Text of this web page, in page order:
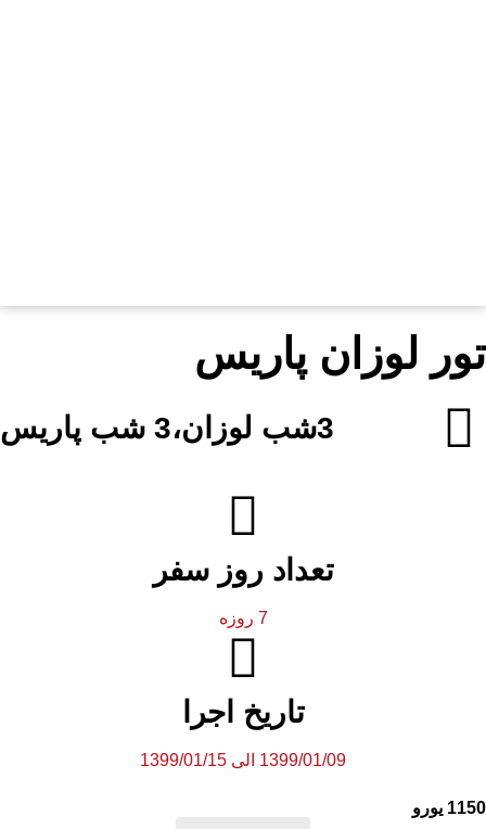
تور لوزان پاریس
3شب لوزان،3 شب پاریس
تعداد روز سفر
7 روزه
تاریخ اجرا
1399/01/09 الی 1399/01/15
1150 یورو